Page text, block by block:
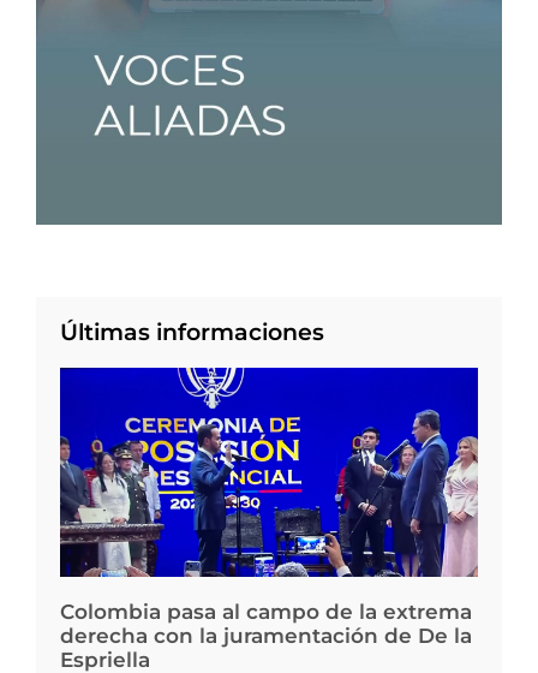
Últimas informaciones
Colombia pasa al campo de la extrema
derecha con la juramentación de De la
Espriella